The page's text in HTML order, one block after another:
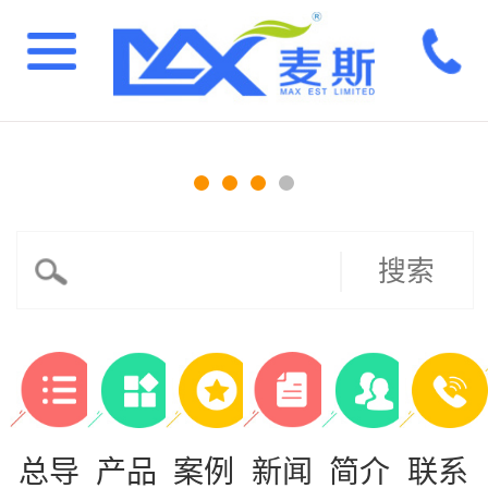
搜索
总导 产品 案例 新闻 简介 联系